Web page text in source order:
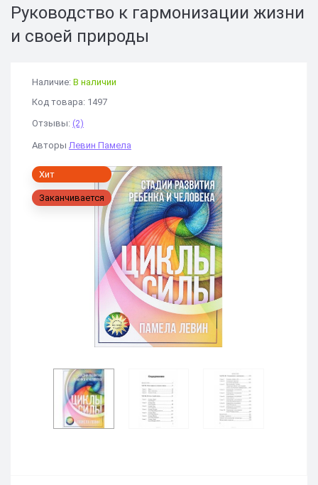
Руководство к гармонизации жизни
и своей природы
Наличие: В наличии
Код товара: 1497
Отзывы: (2)
Авторы Левин Памела
Хит
Заканчивается